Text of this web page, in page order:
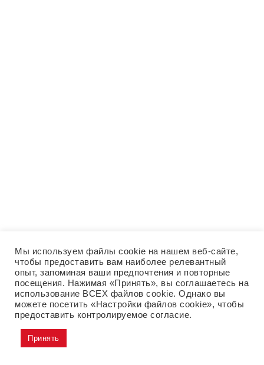
Мы используем файлы cookie на нашем веб-сайте,
чтобы предоставить вам наиболее релевантный
опыт, запоминая ваши предпочтения и повторные
посещения. Нажимая «Принять», вы соглашаетесь на
использование ВСЕХ файлов cookie. Однако вы
можете посетить «Настройки файлов cookie», чтобы
предоставить контролируемое согласие.
Принять